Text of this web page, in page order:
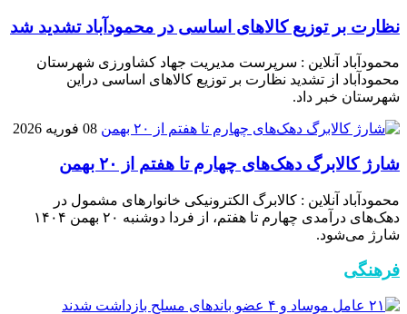
نظارت بر توزیع کالا‌های اساسی در محمودآباد تشدید شد
محمودآباد آنلاین : سرپرست مدیریت جهاد کشاورزی شهرستان
محمودآباد از تشدید نظارت بر توزیع کالا‌های اساسی دراین
شهرستان خبر داد.
08 فوریه 2026
شارژ کالابرگ دهک‌های چهارم تا هفتم از ۲۰ بهمن
محمودآباد آنلاین : کالابرگ الکترونیکی خانوار‌های مشمول در
دهک‌های درآمدی چهارم تا هفتم، از فردا دوشنبه ۲۰ بهمن ۱۴۰۴
شارژ می‌شود.
فرهنگی